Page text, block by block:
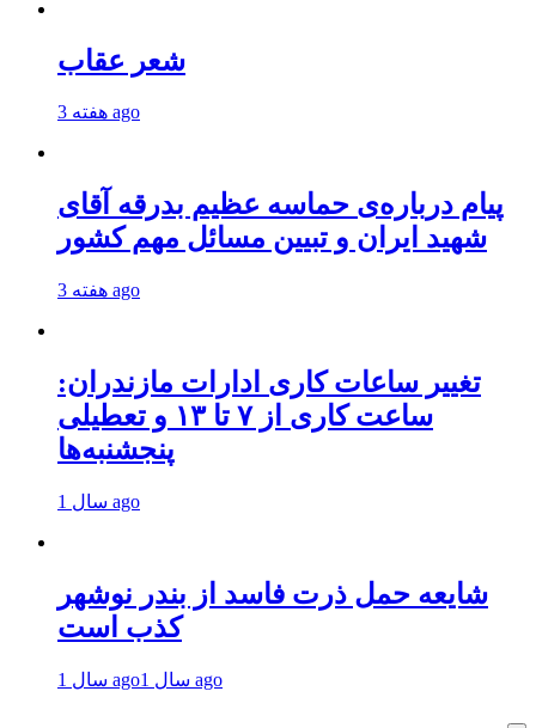
شعر عقاب
3 هفته ago
پیام درباره‌ی حماسه عظیم بدرقه آقای
شهید ایران و تبیین مسائل مهم کشور
3 هفته ago
تغییر ساعات کاری ادارات مازندران:
ساعت کاری از ۷ تا ۱۳ و تعطیلی
پنجشنبه‌ها
1 سال ago
شایعه حمل ذرت فاسد از بندر نوشهر
کذب است
1 سال ago 1 سال ago